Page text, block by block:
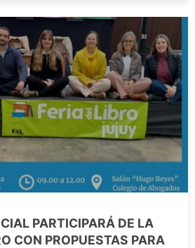
PARTICIPARÁ DE LA
CON PROPUESTAS PARA